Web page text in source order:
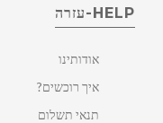
HELP-עזרה
אודותינו
איך רוכשים?
תנאי תשלום